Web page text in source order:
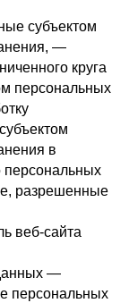
субъектом
—
круга
персональных
в
персональных
разрешенные
веб-сайта
—
персональных